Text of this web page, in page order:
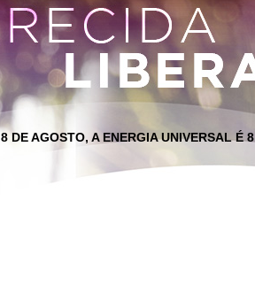
8 DE AGOSTO, A ENERGIA UNIVERSAL É 8